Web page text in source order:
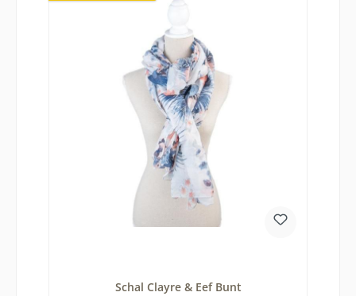
Schal Clayre & Eef Bunt